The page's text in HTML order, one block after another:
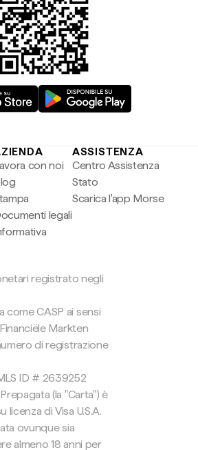
con noi
legali
ASSISTENZA
Centro Assistenza
Stato
Scarica l'app Morse
registrato negli
come CASP ai sensi
Markten
di registrazione
ID # 2639252
(la "Carta") è
licenza di Visa U.S.A.
ovunque sia
almeno 18 anni per